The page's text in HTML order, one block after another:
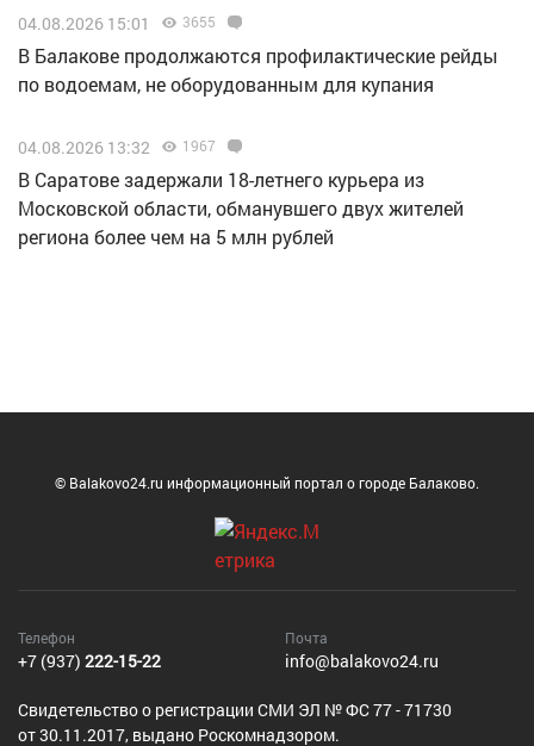
04.08.2026 15:01 3655
В Балакове продолжаются профилактические рейды
по водоемам, не оборудованным для купания
04.08.2026 13:32 1967
В Саратове задержали 18-летнего курьера из
Московской области, обманувшего двух жителей
региона более чем на 5 млн рублей
© Balakovo24.ru информационный портал о городе Балаково.
Телефон
+7 (937) 222-15-22
Почта
info@balakovo24.ru
Cвидетельство о регистрации СМИ ЭЛ № ФС 77 - 71730
от 30.11.2017, выдано Роскомнадзором.